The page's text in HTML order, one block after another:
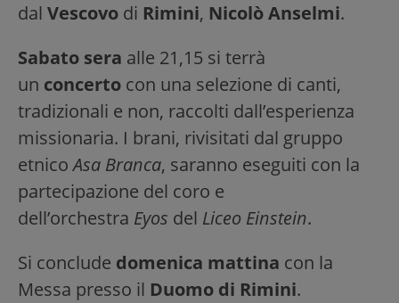
dal Vescovo di Rimini, Nicolò Anselmi.
Sabato sera alle 21,15 si terrà
un concerto con una selezione di canti,
tradizionali e non, raccolti dall’esperienza
missionaria. I brani, rivisitati dal gruppo
etnicoAsa Branca, saranno eseguiti con la
partecipazione del coro e
dell’orchestra Eyos del Liceo Einstein.
Si conclude domenica mattina con la
Messa presso il Duomo di Rimini.